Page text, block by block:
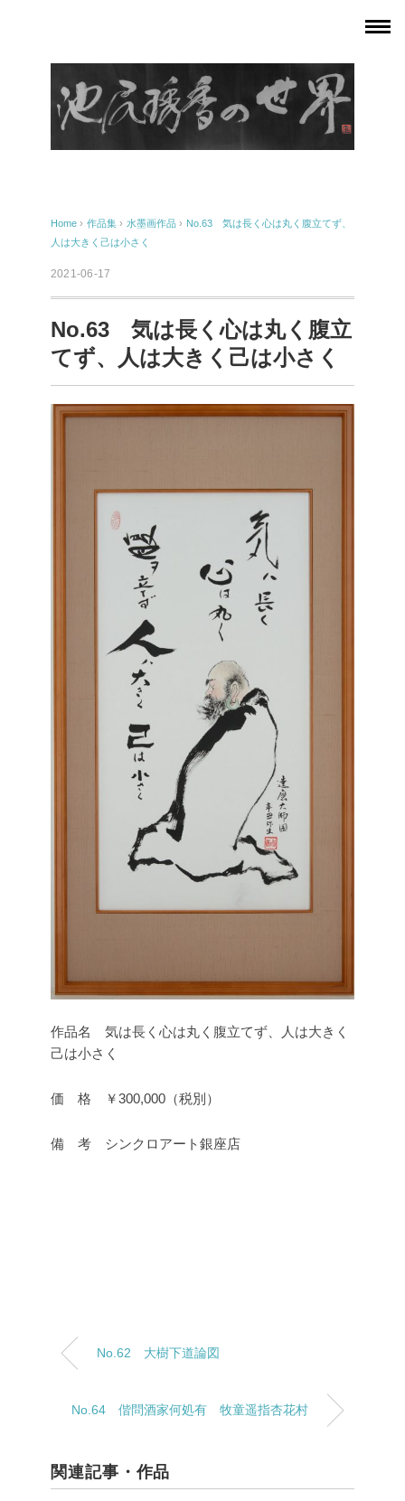
Home › 作品集 › 水墨画作品 › No.63 気は長く心は丸く腹立てず、
人は大きく己は小さく
2021-06-17
No.63 気は長く心は丸く腹立
てず、人は大きく己は小さく
作品名 気は長く心は丸く腹立てず、人は大きく
己は小さく
価 格 ￥300,000（税別）
備 考 シンクロアート銀座店
No.62 大樹下道論図
No.64 偕問酒家何処有 牧童遥指杏花村
関連記事・作品